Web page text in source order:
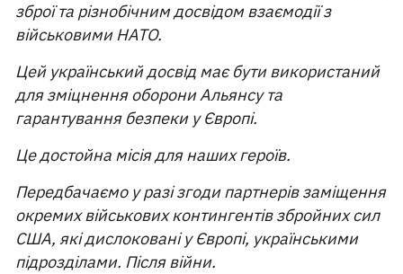
зброї та різнобічним досвідом взаємодії з
військовими НАТО.
Цей український досвід має бути використаний
для зміцнення оборони Альянсу та
гарантування безпеки у Європі.
Це достойна місія для наших героїв.
Передбачаємо у разі згоди партнерів заміщення
окремих військових контингентів збройних сил
США, які дислоковані у Європі, українськими
підрозділами. Після війни.